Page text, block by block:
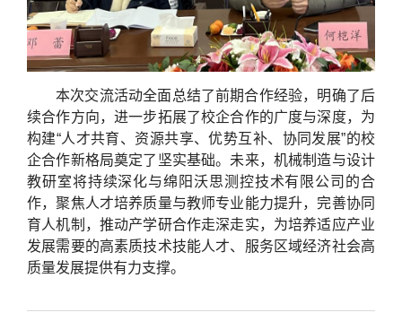
本次交流活动全面总结了前期合作经验，明确了后
续合作方向，进一步拓展了校企合作的广度与深度，为
构建“人才共育、资源共享、优势互补、协同发展”的校
企合作新格局奠定了坚实基础。未来，机械制造与设计
教研室将持续深化与绵阳沃思测控技术有限公司的合
作，聚焦人才培养质量与教师专业能力提升，完善协同
育人机制，推动产学研合作走深走实，为培养适应产业
发展需要的高素质技术技能人才、服务区域经济社会高
质量发展提供有力支撑。